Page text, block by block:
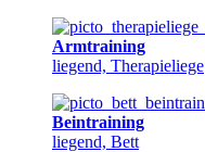
Armtraining
liegend, Therapieliege
Beintraining
liegend, Bett